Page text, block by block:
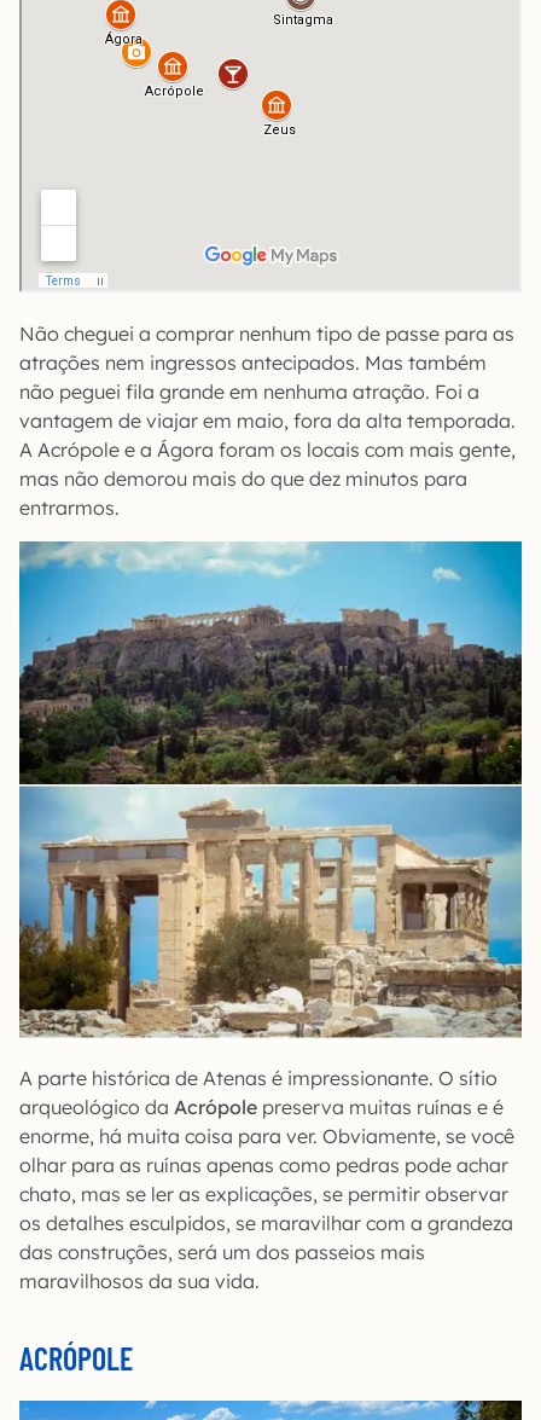
Não cheguei a comprar nenhum tipo de passe para as
atrações nem ingressos antecipados. Mas também
não peguei fila grande em nenhuma atração. Foi a
vantagem de viajar em maio, fora da alta temporada.
A Acrópole e a Ágora foram os locais com mais gente,
mas não demorou mais do que dez minutos para
entrarmos.
A parte histórica de Atenas é impressionante. O sítio
arqueológico da Acrópole preserva muitas ruínas e é
enorme, há muita coisa para ver. Obviamente, se você
olhar para as ruínas apenas como pedras pode achar
chato, mas se ler as explicações, se permitir observar
os detalhes esculpidos, se maravilhar com a grandeza
das construções, será um dos passeios mais
maravilhosos da sua vida.
ACRÓPOLE